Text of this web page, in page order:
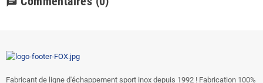
Fabricant de ligne d'échappement sport inox depuis 1992 ! Fabrication 100%